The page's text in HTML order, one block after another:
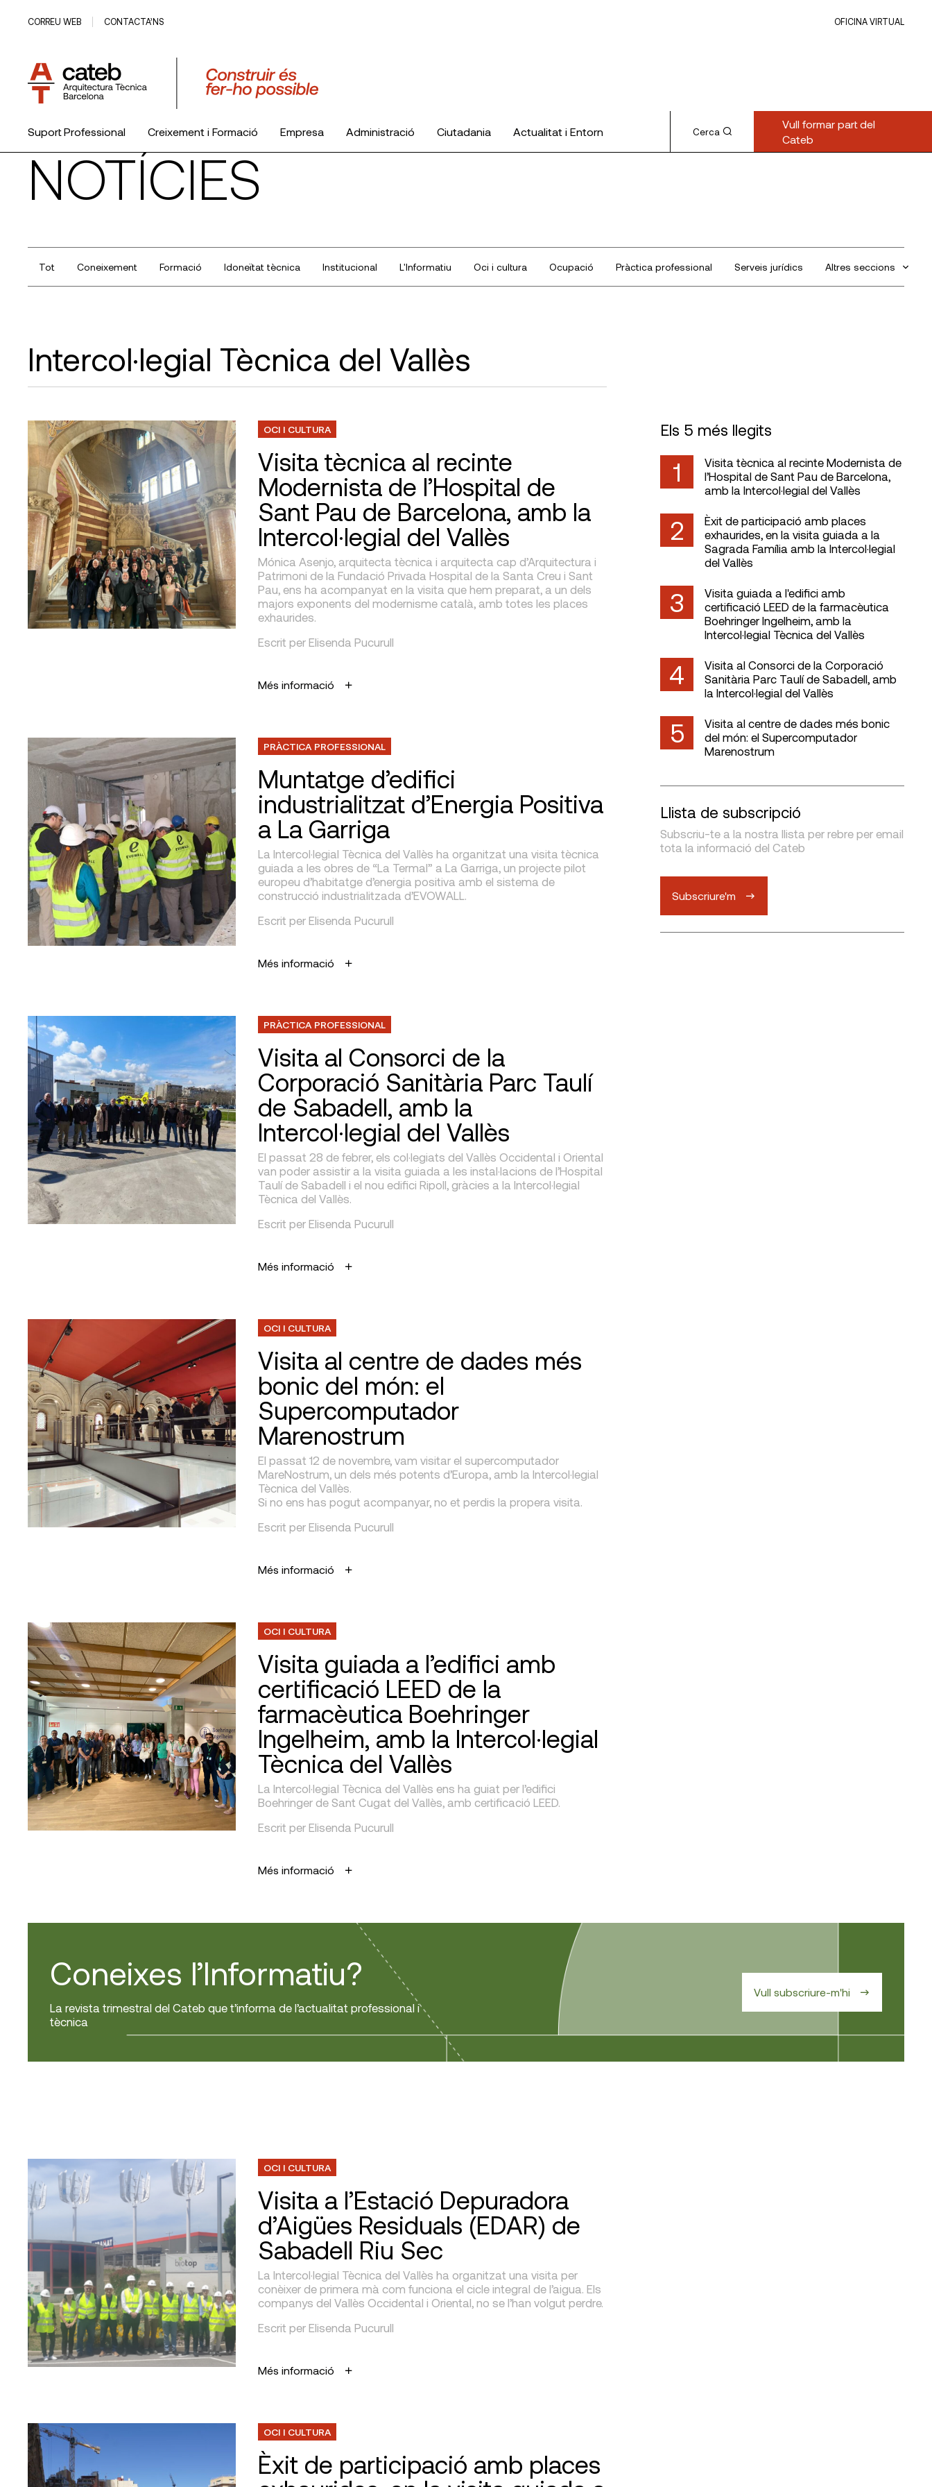
CORREU WEB CONTACTA’NS OFICINA VIRTUAL
Suport Professional Creixement i Formació Empresa Administració Ciutadania Actualitat i Entorn
El Col·legi
Cerca
Vull formar part del
Cateb
NOTÍCIES
Tot Coneixement Formació Idoneïtat tècnica Institucional L'Informatiu Oci i cultura Ocupació Pràctica professional Serveis jurídics Altres seccions
Intercol·legial Tècnica del Vallès
OCI I CULTURA
Visita tècnica al recinte
Modernista de l’Hospital de
Sant Pau de Barcelona, amb la
Intercol·legial del Vallès
Mónica Asenjo, arquitecta tècnica i arquitecta cap d’Arquitectura i
Patrimoni de la Fundació Privada Hospital de la Santa Creu i Sant
Pau, ens ha acompanyat en la visita que hem preparat, a un dels
majors exponents del modernisme català, amb totes les places
exhaurides.
Escrit per Elisenda Pucurull
Més informació
PRÀCTICA PROFESSIONAL
Muntatge d’edifici
industrialitzat d’Energia Positiva
a La Garriga
La Intercol·legial Tècnica del Vallès ha organitzat una visita tècnica
guiada a les obres de “La Termal” a La Garriga, un projecte pilot
europeu d’habitatge d’energia positiva amb el sistema de
construcció industrialitzada d’EVOWALL.
Escrit per Elisenda Pucurull
Més informació
PRÀCTICA PROFESSIONAL
Visita al Consorci de la
Corporació Sanitària Parc Taulí
de Sabadell, amb la
Intercol·legial del Vallès
El passat 28 de febrer, els col·legiats del Vallès Occidental i Oriental
van poder assistir a la visita guiada a les instal·lacions de l’Hospital
Taulí de Sabadell i el nou edifici Ripoll, gràcies a la Intercol·legial
Tècnica del Vallès.
Escrit per Elisenda Pucurull
Més informació
OCI I CULTURA
Visita al centre de dades més
bonic del món: el
Supercomputador
Marenostrum
El passat 12 de novembre, vam visitar el supercomputador
MareNostrum, un dels més potents d’Europa, amb la Intercol·legial
Tècnica del Vallès.
Si no ens has pogut acompanyar, no et perdis la propera visita.
Escrit per Elisenda Pucurull
Més informació
OCI I CULTURA
Visita guiada a l’edifici amb
certificació LEED de la
farmacèutica Boehringer
Ingelheim, amb la Intercol·legial
Tècnica del Vallès
La Intercol·legial Tècnica del Vallès ens ha guiat per l’edifici
Boehringer de Sant Cugat del Vallès, amb certificació LEED.
Escrit per Elisenda Pucurull
Més informació
Els 5 més llegits
1
Visita tècnica al recinte Modernista de
l’Hospital de Sant Pau de Barcelona,
amb la Intercol·legial del Vallès
2
Èxit de participació amb places
exhaurides, en la visita guiada a la
Sagrada Família amb la Intercol·legial
del Vallès
3
Visita guiada a l'edifici amb
certificació LEED de la farmacèutica
Boehringer Ingelheim, amb la
Intercol·legial Tècnica del Vallès
4
Visita al Consorci de la Corporació
Sanitària Parc Taulí de Sabadell, amb
la Intercol·legial del Vallès
5
Visita al centre de dades més bonic
del món: el Supercomputador
Marenostrum
Llista de subscripció
Subscriu-te a la nostra llista per rebre per email
tota la informació del Cateb
Subscriure'm
Coneixes l’Informatiu?
La revista trimestral del Cateb que t’informa de l’actualitat professional i
tècnica
Vull subscriure-m'hi
OCI I CULTURA
Visita a l’Estació Depuradora
d’Aigües Residuals (EDAR) de
Sabadell Riu Sec
La Intercol·legial Tècnica del Vallès ha organitzat una visita per
conèixer de primera mà com funciona el cicle integral de l’aigua. Els
companys del Vallès Occidental i Oriental, no se l’han volgut perdre.
Escrit per Elisenda Pucurull
Més informació
OCI I CULTURA
Èxit de participació amb places